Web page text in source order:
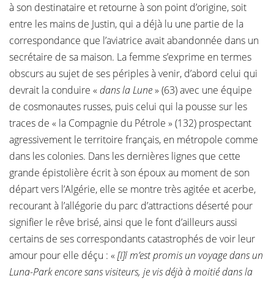
à son destinataire et retourne à son point d’origine, soit
entre les mains de Justin, qui a déjà lu une partie de la
correspondance que l’aviatrice avait abandonnée dans un
secrétaire de sa maison. La femme s’exprime en termes
obscurs au sujet de ses périples à venir, d’abord celui qui
devrait la conduire «dans la Lune» (63) avec une équipe
de cosmonautes russes, puis celui qui la pousse sur les
traces de « la Compagnie du Pétrole » (132) prospectant
agressivement le territoire français, en métropole comme
dans les colonies. Dans les dernières lignes que cette
grande épistolière écrit à son époux au moment de son
départ vers l’Algérie, elle se montre très agitée et acerbe,
recourant à l’allégorie du parc d’attractions déserté pour
signifier le rêve brisé, ainsi que le font d’ailleurs aussi
certains de ses correspondants catastrophés de voir leur
amour pour elle déçu : «[I]l m’est promis un voyage dans un
Luna-Park encore sans visiteurs, je vis déjà à moitié dans la